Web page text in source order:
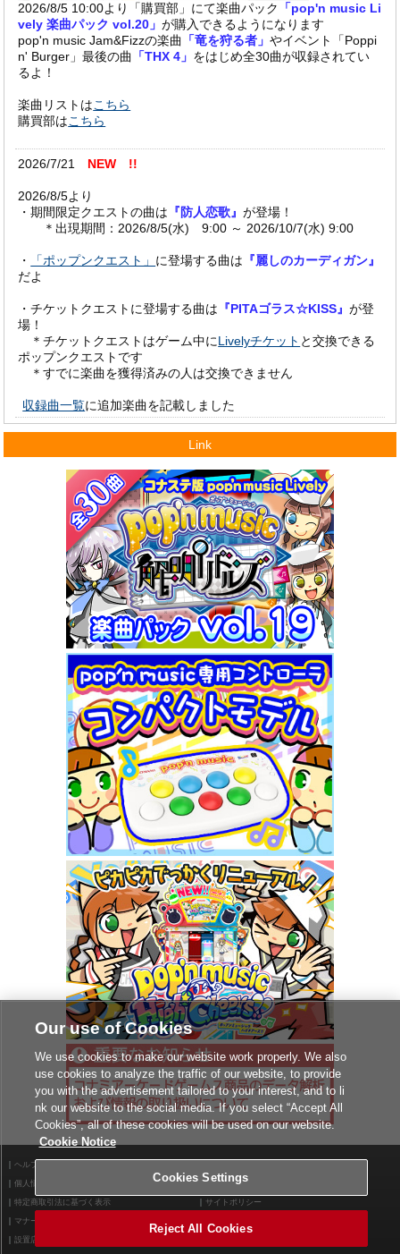
2026/8/5 10:00より「購買部」にて楽曲パック
「pop'n music Li
vely 楽曲パック vol.20」が購入できるようになります
pop'n music Jam&Fizzの楽曲
「竜を狩る者」やイベント「Poppi
n' Burger」最後の曲
「THX 4」 をはじめ全30曲が収録されてい
るよ！
楽曲リストはこちら
購買部はこちら
2026/7/21 NEW !!
2026/8/5より
・期間限定クエストの曲は 『防人恋歌』が登場！
＊出現期間：2026/8/5(水) 9:00 ～ 2026/10/7(水) 9:00
・ 「ポップンクエスト」 に登場する曲は 『麗しのカーディガン』
だよ
・チケットクエストに登場する曲は 『PITAゴラス☆KISS』が登
場！
＊チケットクエストはゲーム中にLivelyチケット と交換できる
ポップンクエストです
＊すでに楽曲を獲得済みの人は交換できません
収録曲一覧に追加楽曲を記載しました
2026/6/23
・期間限定クエストの曲は『魔法の扉(スペース●マコのテー
が登場！
＊出現期間：2026/7/1(水) 9:00 ～ 2026/9/2(水) 9:00
「ポップンクエスト」に登場する曲は『Prism♥Heart』
・チケットクエストに登場する曲は『魔界！痛快！ヘルダンス』
が登場！
＊チケットクエストはゲーム中にLivelyチケットと交換できる
ポップンクエストです
＊すでに楽曲を獲得済みの人は交換できません
収録曲一覧に追加楽曲を記載しました
2026/6/12
「pop'n music Lively ひなビタ♪セレクション 楽曲パック vol.
3」が本日6/12に登場！！
2026/6/12 10:00より「購買部」にて楽曲パック「pop'n music
Lively ひなビタ♪セレクション 楽曲パック vol.3」が購入できる
ようになります
「ここなつ」の誕生日にあわせて「ここなつ」の曲をいっぱい収
録した楽曲パックになっているよ 「ひなビタ♪」曲もあわせて
全15曲収録されているのでチェックしてみてね！
楽曲リストはこちら
購買部はこちら
2026/5/26
2026/6/3より
・期間限定クエストに登場する曲は『I REALLY WANT TO HUR
T YOU～僕らは完璧さ』が登場！
＊出現期間：2026/6/3(水) 9:00 ～ 2026/8/5(水) 9:00
「ポップンクエスト」に登場する曲は『CROSSOVER 12』だ
よ
Link
ヘルプ
個人情報等保護方針 外部送信について
特定商取引法に基づく表示 サイトポリシー
マナー＆ルール
設置店舗検索
Our use of Cookies
We use cookies to make our website work properly. We also
use cookies to analyze the traffic of our website, to provide
you with the advertisement tailored to your interest, and to li
nk our website to the social media. If you select “Accept All
Cookies”, all of these cookies will be used on our website.
Cookie Notice
Cookies Settings
Reject All Cookies